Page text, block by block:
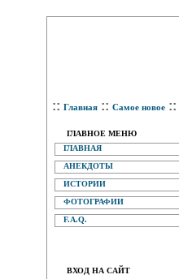
:: Главная :: Самое новое ::
ГЛАВНОЕ МЕНЮ
ГЛАВНАЯ
АНЕКДОТЫ
ИСТОРИИ
ФОТОГРАФИИ
F.A.Q.
ВХОД НА САЙТ